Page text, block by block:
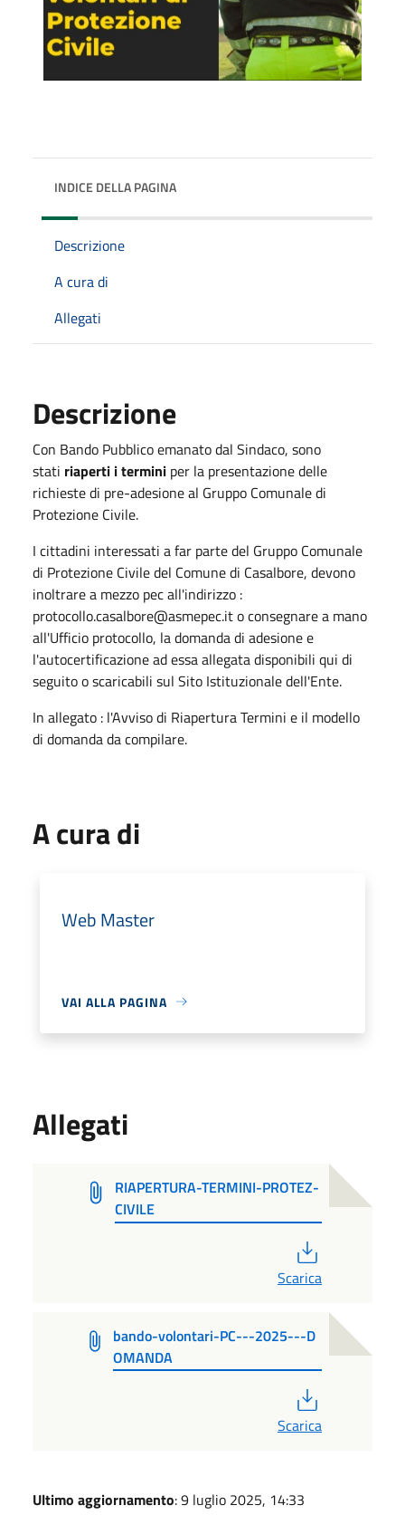
INDICE DELLA PAGINA
Descrizione
A cura di
Allegati
Descrizione
Con Bando Pubblico emanato dal Sindaco, sono
stati riaperti i termini per la presentazione delle
richieste di pre-adesione al Gruppo Comunale di
Protezione Civile.
I cittadini interessati a far parte del Gruppo Comunale
di Protezione Civile del Comune di Casalbore, devono
inoltrare a mezzo pec all'indirizzo :
protocollo.casalbore@asmepec.it o consegnare a mano
all'Ufficio protocollo, la domanda di adesione e
l'autocertificazione ad essa allegata disponibili qui di
seguito o scaricabili sul Sito Istituzionale dell'Ente.
In allegato : l'Avviso di Riapertura Termini e il modello
di domanda da compilare.
A cura di
Web Master
VAI ALLA PAGINA
Allegati
RIAPERTURA-TERMINI-PROTEZ-
CIVILE
Scarica
bando-volontari-PC---2025---D
OMANDA
Scarica
Ultimo aggiornamento: 9 luglio 2025, 14:33